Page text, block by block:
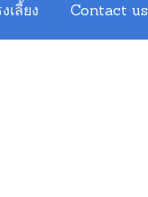
เลี้ยง Contact us